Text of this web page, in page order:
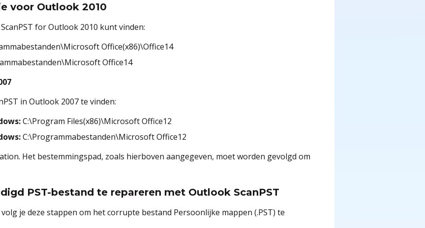
voor Outlook 2010
for Outlook 2010 kunt vinden:
Office(x86)\Office14
Office14
in Outlook 2007 te vinden:
C:\Program Files(x86)\Microsoft Office12
C:\Programmabestanden\Microsoft Office12
Het bestemmingspad, zoals hierboven aangegeven, moet worden gevolgd om
PST-bestand te repareren met Outlook ScanPST
je deze stappen om het corrupte bestand Persoonlijke mappen (.PST) te